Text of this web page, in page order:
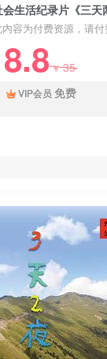
会生活纪录片《三
内容为付费资源，请
8.8￥35
VIP会员 免费